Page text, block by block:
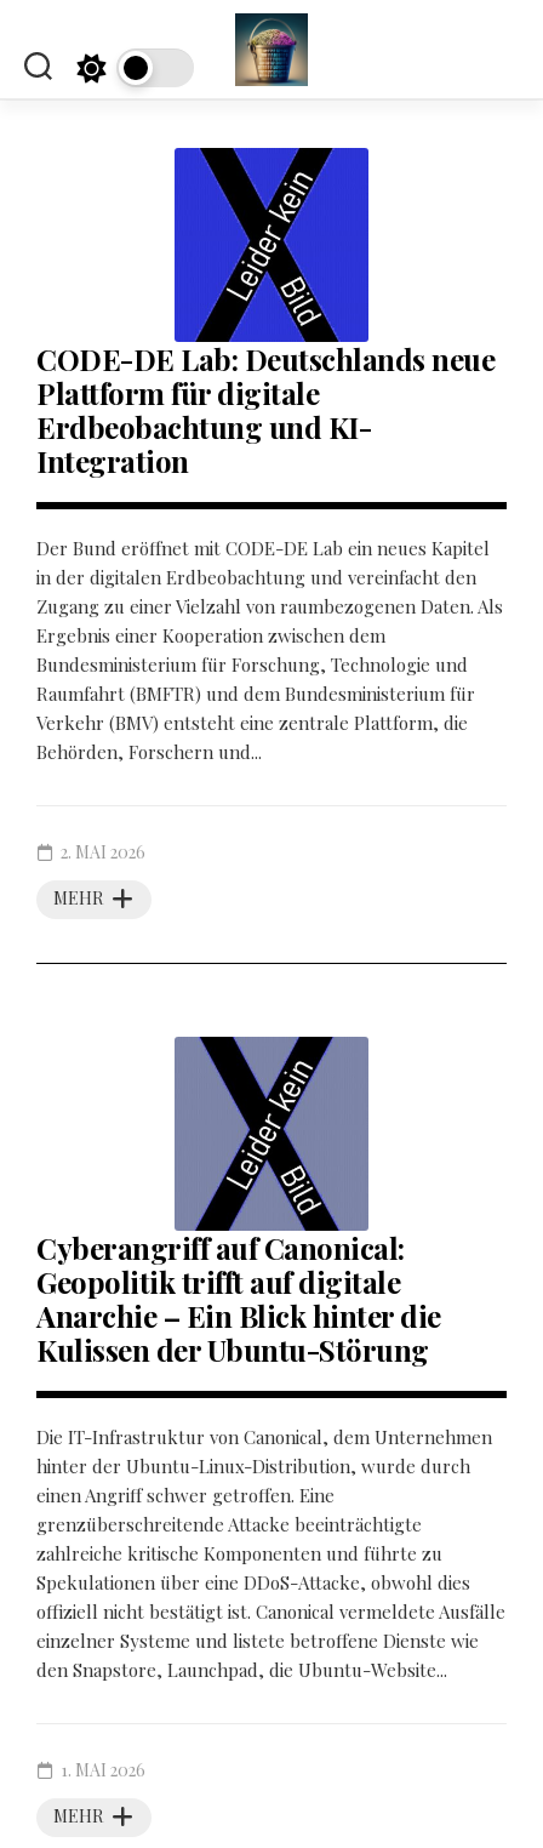
content
CODE-DE Lab: Deutschlands neue
Plattform für digitale
Erdbeobachtung und KI-
Integration
Der Bund eröffnet mit CODE-DE Lab ein neues Kapitel
in der digitalen Erdbeobachtung und vereinfacht den
Zugang zu einer Vielzahl von raumbezogenen Daten. Als
Ergebnis einer Kooperation zwischen dem
Bundesministerium für Forschung, Technologie und
Raumfahrt (BMFTR) und dem Bundesministerium für
Verkehr (BMV) entsteht eine zentrale Plattform, die
Behörden, Forschern und...
MEHR
2. MAI 2026
Cyberangriff auf Canonical:
Geopolitik trifft auf digitale
Anarchie – Ein Blick hinter die
Kulissen der Ubuntu-Störung
Die IT-Infrastruktur von Canonical, dem Unternehmen
hinter der Ubuntu-Linux-Distribution, wurde durch
einen Angriff schwer getroffen. Eine
grenzüberschreitende Attacke beeinträchtigte
zahlreiche kritische Komponenten und führte zu
Spekulationen über eine DDoS-Attacke, obwohl dies
offiziell nicht bestätigt ist. Canonical vermeldete Ausfälle
einzelner Systeme und listete betroffene Dienste wie
den Snapstore, Launchpad, die Ubuntu-Website...
MEHR
1. MAI 2026